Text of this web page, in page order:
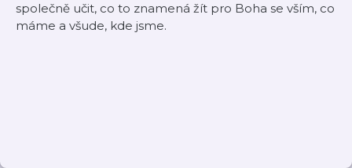
společně učit, co to znamená žít pro Boha se vším, co
máme a všude, kde jsme.